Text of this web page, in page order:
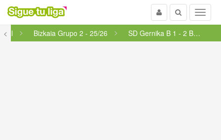
Menu
Buscar
Usuario
<
Bizkaia Grupo 2 - 25/26 SD Gernika B 1 - 2 Berriatuko FT